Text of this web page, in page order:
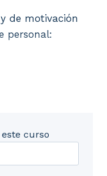
de motivación
personal:
curso